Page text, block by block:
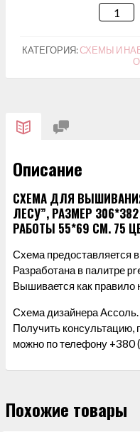
СХЕМА
КАТЕГОРИЯ:СХЕМЫ И
Описание
СХЕМА ДЛЯ
ЛЕСУ”, РАЗМЕР
РАБОТЫ 55*69 СМ. 75
Схема предоставляется
Разработана в палитре
Вышивается как правило
Схема дизайнера Ассоль.
Получить
можно по телефону +380
Похожие товары